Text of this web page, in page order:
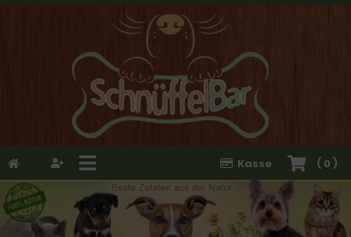
( 0 )
Kasse